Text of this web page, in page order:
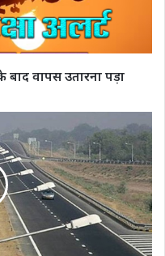
बाद वापस उतारना पड़ा